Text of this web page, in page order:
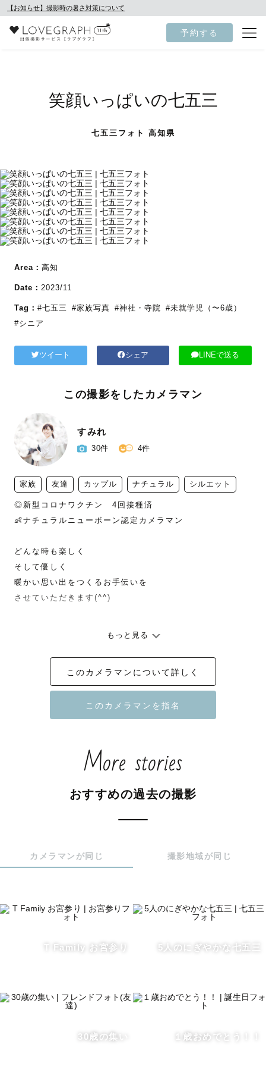
【お知らせ】撮影時の暑さ対策について
予約する
笑顔いっぱいの七五三
七五三フォト 高知県
Area： 高知
Date： 2023/11
Tag： #七五三 #家族写真 #神社・寺院 #未就学児（〜6歳）
#シニア
ツイート シェア LINEで送る
この撮影をしたカメラマン
すみれ
30件 4件
家族 友達 カップル ナチュラル シルエット
◎新型コロナワクチン　4回接種済
👶ナチュラルニューボーン認定カメラマン
どんな時も楽しく
そして優しく
暖かい思い出をつくるお手伝いを
させていただきます(^^)
◆自己紹介◆
◉看護師兼フォトグラファー
◉好奇心旺盛
◉大の旅好き、フットワーク軽いです🚗✈️
◉笑うこと、話すことが大好き、人と出会うことが大好きで
◆撮影に関して◆
患や重度の障がいを抱える方…たくさんの方と関わった経
撮られることに慣れていない方も安心してお任せくださ
ご相談ください！
ポージングの提案などもさせていただきます。
が、楽しい撮影で自然な笑顔を切り取ります！
要望をお聞かせください。
ちで撮影しましょう！
もっと見る
このカメラマンについて詳しく
More stories
おすすめの過去の撮影
カメラマンが同じ 撮影地域が同じ
T Family お宮参り 5人のにぎやかな七五三
30歳の集い １歳おめでとう！！